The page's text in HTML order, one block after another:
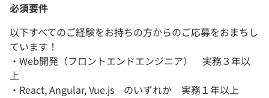
必須要件
以下すべてのご経験をお持ちの方からのご応募をおまちし
ています！
・Web開発（フロントエンドエンジニア） 実務３年以
上
・React, Angular, Vue.js のいずれか 実務１年以上